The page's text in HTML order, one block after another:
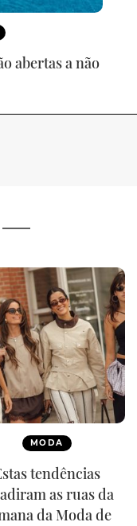
abertas a não
MODA
tendências
as ruas da
da Moda de